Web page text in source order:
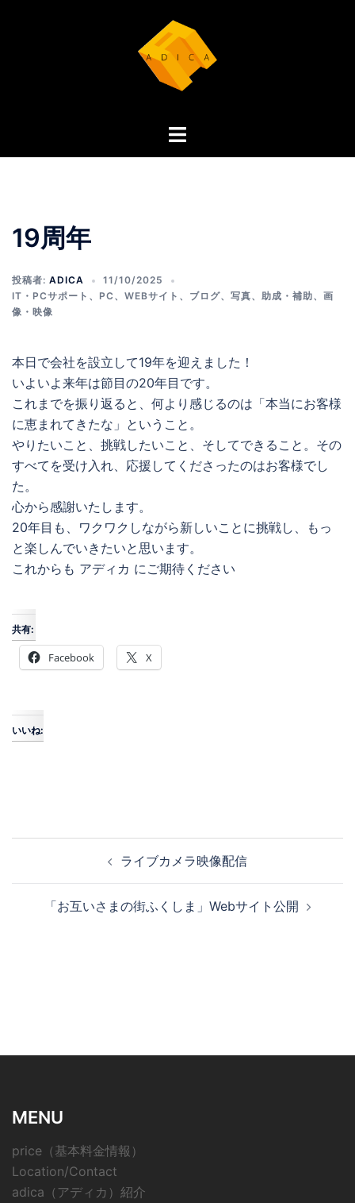
キ
ト
19周年
投稿者: ADICA
11/10/2025
IT・PCサポート 、 PC 、 WEBサイト 、 ブログ、 写真、 助成・補助、 画
像・映像
本日で会社を設立して19年を迎えました！
いよいよ来年は節目の20年目です。
これまでを振り返ると、何より感じるのは「本当にお客様
に恵まれてきたな」ということ。
やりたいこと、挑戦したいこと、そしてできること。その
すべてを受け入れ、応援してくださったのはお客様でし
た。
心から感謝いたします。
20年目も、ワクワクしながら新しいことに挑戦し、もっ
と楽しんでいきたいと思います。
これからも アディカ にご期待ください
共有:
Facebook X
いいね:
ライブカメラ映像配信
「お互いさまの街ふくしま」Webサイト公開
MENU
price（基本料金情報）
Location/Contact
adica（アディカ）紹介